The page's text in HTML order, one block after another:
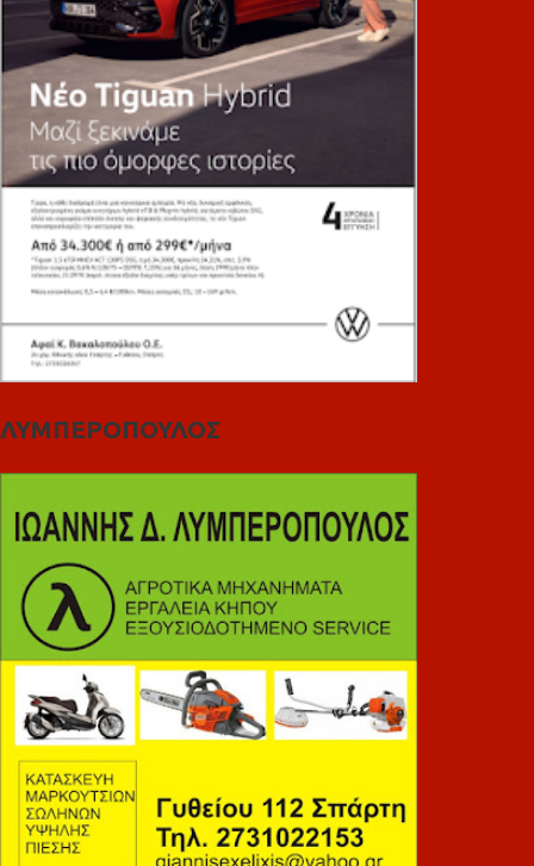
ΛΥΜΠΕΡΟΠΟΥΛΟΣ